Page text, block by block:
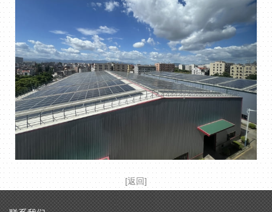
[返回]